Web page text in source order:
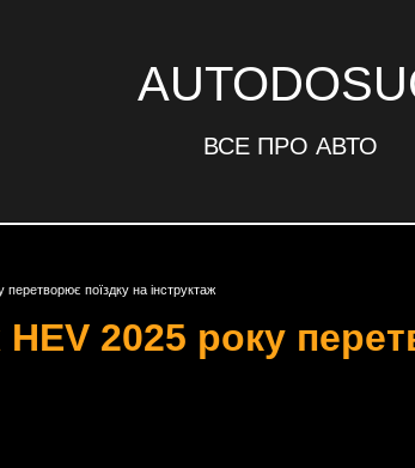
ВСЕ ПРО АВТО
поїздку на інструктаж
2025 року